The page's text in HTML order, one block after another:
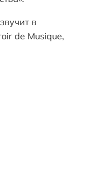
в
de Musique,